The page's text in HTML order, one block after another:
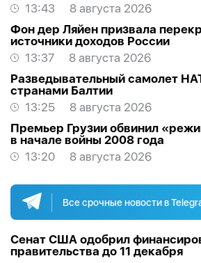
13:43
8 августа 2026
Фон дер Ляйен призвала
источники доходов России
13:37
8 августа 2026
Разведывательный самолет
странами Балтии
13:25
8 августа 2026
Премьер Грузии обвинил
в начале войны 2008 года
13:20
8 августа 2026
Все срочные новости в
Сенат США одобрил
правительства до 11 декабря